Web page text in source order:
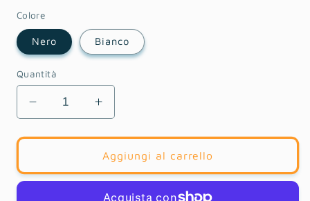
Colore
Nero Bianco
Quantità
Diminuisci
quantità
per
Aumenta
quantità
per
KeyPad
Aggiungi al carrello